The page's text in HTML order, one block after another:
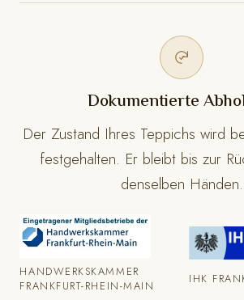
Dokumentierte
Der Zustand Ihres Teppichs wird
festgehalten. Er bleibt bis zur
denselben Händen.
HANDWERKSKAMMER
FRANKFURT-RHEIN-MAIN
IHK